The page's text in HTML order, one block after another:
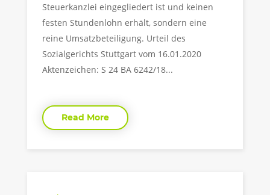
Steuerkanzlei eingegliedert ist und keinen
festen Stundenlohn erhält, sondern eine
reine Umsatzbeteiligung. Urteil des
Sozialgerichts Stuttgart vom 16.01.2020
Aktenzeichen: S 24 BA 6242/18...
Read More